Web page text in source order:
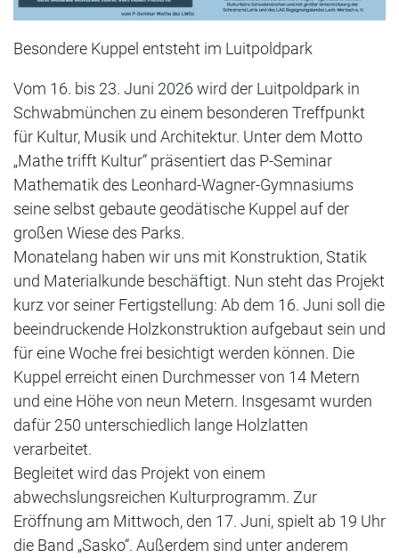
Besondere Kuppel entsteht im Luitpoldpark
Vom 16. bis 23. Juni 2026 wird der Luitpoldpark in
Schwabmünchen zu einem besonderen Treffpunkt
für Kultur, Musik und Architektur. Unter dem Motto
„Mathe trifft Kultur“ präsentiert das P-Seminar
Mathematik des Leonhard-Wagner-Gymnasiums
seine selbst gebaute geodätische Kuppel auf der
großen Wiese des Parks.
Monatelang haben wir uns mit Konstruktion, Statik
und Materialkunde beschäftigt. Nun steht das Projekt
kurz vor seiner Fertigstellung: Ab dem 16. Juni soll die
beeindruckende Holzkonstruktion aufgebaut sein und
für eine Woche frei besichtigt werden können. Die
Kuppel erreicht einen Durchmesser von 14 Metern
und eine Höhe von neun Metern. Insgesamt wurden
dafür 250 unterschiedlich lange Holzlatten
verarbeitet.
Begleitet wird das Projekt von einem
abwechslungsreichen Kulturprogramm. Zur
Eröffnung am Mittwoch, den 17. Juni, spielt ab 19 Uhr
die Band „Sasko“. Außerdem sind unter anderem